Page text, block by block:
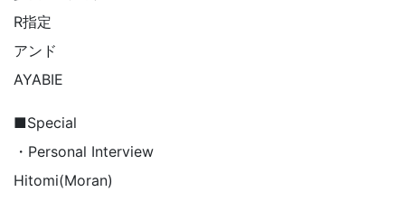
R指定
アンド
AYABIE
■Special
・Personal Interview
Hitomi(Moran)